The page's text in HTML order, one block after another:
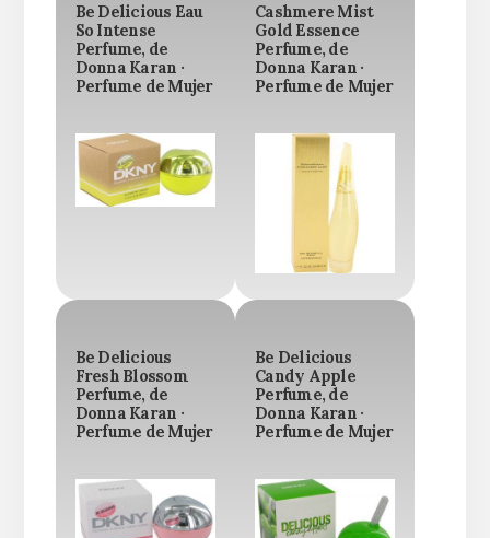
Be Delicious Eau
So Intense
Perfume, de
Donna Karan ·
Perfume de Mujer
Cashmere Mist
Gold Essence
Perfume, de
Donna Karan ·
Perfume de Mujer
Be Delicious
Fresh Blossom
Perfume, de
Donna Karan ·
Perfume de Mujer
Be Delicious
Candy Apple
Perfume, de
Donna Karan ·
Perfume de Mujer